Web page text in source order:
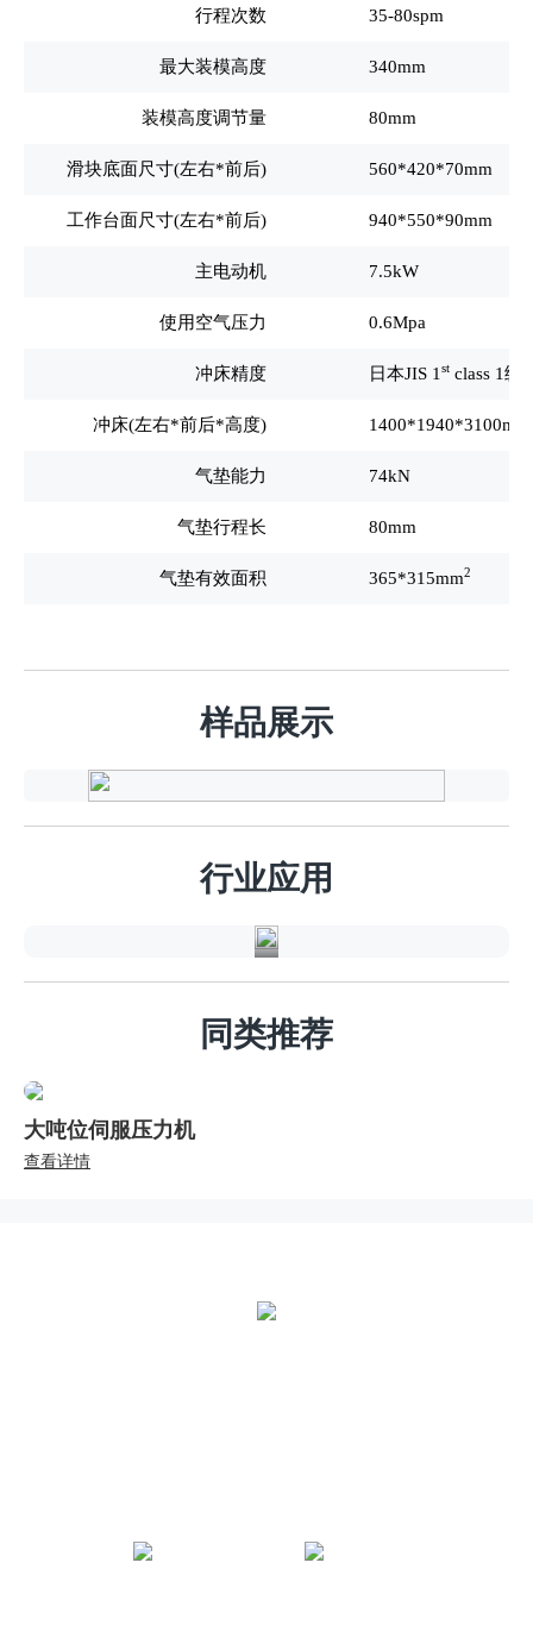
行程次数 35-80spm
最大装模高度 340mm
装模高度调节量 80mm
滑块底面尺寸(左右*前后) 560*420*70mm
工作台面尺寸(左右*前后) 940*550*90mm
主电动机 7.5kW
使用空气压力 0.6Mpa
冲床精度 日本JIS 1 st class 1级
冲床(左右*前后*高度) 1400*1940*3100mm
气垫能力 74kN
气垫行程长 80mm
气垫有效面积 365*315mm2
样品展示
行业应用
汽
车
行
业
同类推荐
大吨位伺服压力机
查看详情